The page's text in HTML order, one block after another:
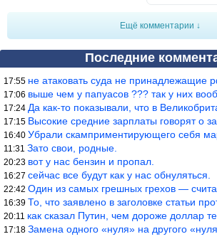
Ещё комментарии ↓
Последние
17:55 не атаковать суда не принадлежащие
17:06 выше чем у папуасов ??? так у них
17:24 Да как-то показывали, что в Великобритании
17:15 Высокие средние зарплаты говорят о
16:40 Убрали скамприментирующего себя
11:31 Зато свои, родные.
20:23 вот у нас бензин и пропал.
16:27 сейчас все будут как у нас обнуляться.
22:42 Один из самых грешных грехов — считать
16:39 То, что заявлено в заголовке статьи
20:11 как сказал Путин, чем дороже доллар тем
17:18 Замена одного «нуля» на другого «нуля» в